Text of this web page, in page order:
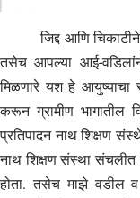
जिद्द आणि चिकाटीने
तसेच आपल्या आई-
मिळणारे यश हे आयुष्याचा
करून ग्रामीण भागातील
प्रतिपादन नाथ शिक्षण
नाथ शिक्षण संस्था संचलीत
होता. तसेच माझे वडील व